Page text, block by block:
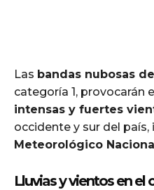
Las bandas nubosas
categoría 1, provocarán
intensas y fuertes
occidente y sur del país,
Meteorológico
Lluvias y vientos en el